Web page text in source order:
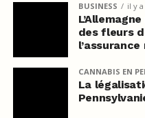
BUSINESS il y
des fleurs
CANNABIS EN
La